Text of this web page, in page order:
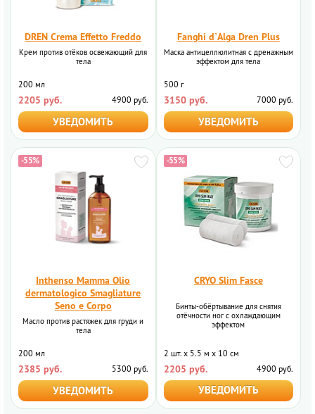
DREN Crema Effetto Freddo
Крем против отёков освежающий для
тела
200 мл
2205 руб. 4900 руб.
УВЕДОМИТЬ
Fanghi d`Alga Dren Plus
Маска антицеллюлитная с дренажным
эффектом для тела
500 г
3150 руб. 7000 руб.
УВЕДОМИТЬ
Inthenso Mamma Olio
dermatologico Smagliature
Seno e Corpo
Масло против растяжек для груди и
тела
-55%
200 мл
2385 руб. 5300 руб.
УВЕДОМИТЬ
CRYO Slim Fasce
Бинты-обёртывание для снятия
отёчности ног с охлаждающим
эффектом
-55%
2 шт. х 5.5 м х 10 см
2205 руб. 4900 руб.
УВЕДОМИТЬ